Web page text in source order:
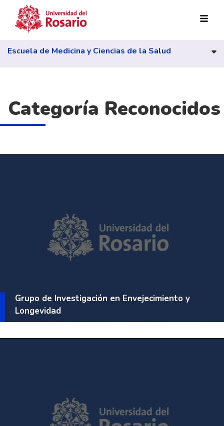
Pasar al contenido principal
Escuela de Medicina y Ciencias de la Salud
Categoría Reconocidos
Grupo de Investigación en Envejecimiento y
Longevidad